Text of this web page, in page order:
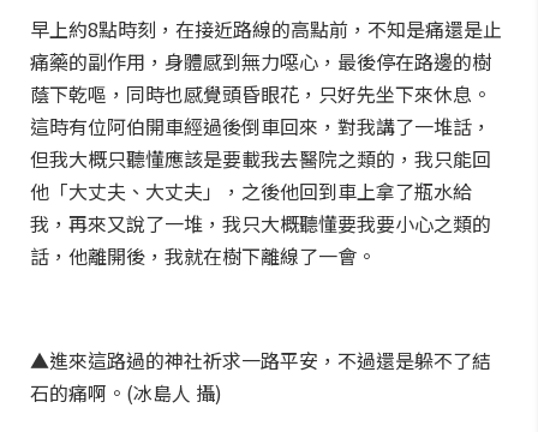
早上約8點時刻，在接近路線的高點前，不知是痛還是止
痛藥的副作用，身體感到無力噁心，最後停在路邊的樹
蔭下乾嘔，同時也感覺頭昏眼花，只好先坐下來休息。
這時有位阿伯開車經過後倒車回來，對我講了一堆話，
但我大概只聽懂應該是要載我去醫院之類的，我只能回
他「大丈夫、大丈夫」，之後他回到車上拿了瓶水給
我，再來又說了一堆，我只大概聽懂要我要小心之類的
話，他離開後，我就在樹下離線了一會。
▲進來這路過的神社祈求一路平安，不過還是躲不了結
石的痛啊。(冰島人 攝)